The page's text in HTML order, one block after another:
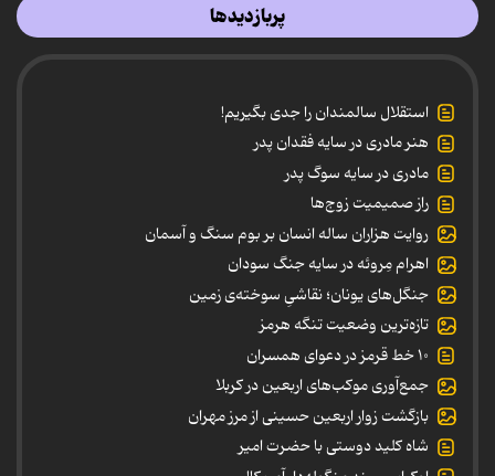
پربازدیدها
استقلال سالمندان را جدی بگیریم!
هنر مادری در سایه‌ فقدان پدر
مادری در سایه سوگ پدر
راز صمیمیت زوج‌ها
روایت هزاران ساله انسان بر بوم سنگ و آسمان
اهرام مِروئه در سایه جنگ سودان
جنگل‌های یونان؛ نقاشیِ سوخته‌ی زمین
تازه‌ترین وضعیت تنگه هرمز
۱۰ خط قرمز در دعوای همسران
جمع‌آوری موکب‌های اربعین در کربلا
بازگشت زوار اربعین حسینی از مرز مهران
شاه کلید دوستی با حضرت امیر